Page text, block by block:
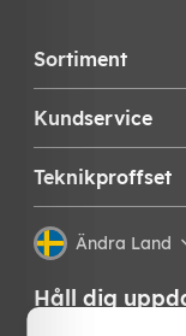
Sortiment
Kundservice
Teknikproffset
Ändra Land
Håll dig